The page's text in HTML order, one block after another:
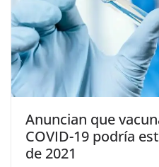
Anuncian que
COVID-19 podría
de 2021